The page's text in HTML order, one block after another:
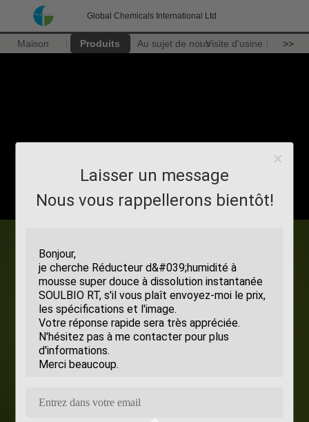
Global Chemicals International Ltd
Maison Produits Au sujet de nousVisite d'usine >>
Laisser un message
Nous vous rappellerons bientôt!